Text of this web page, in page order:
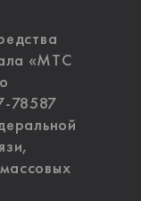
«МТС
78587